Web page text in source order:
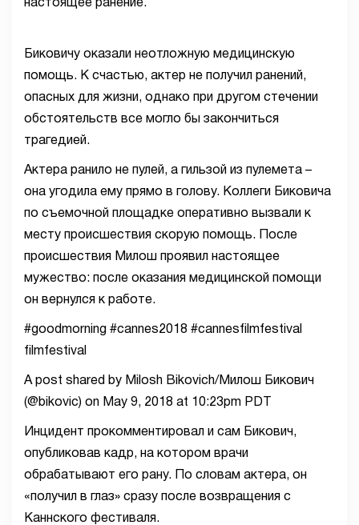
настоящее ранение.
Биковичу оказали неотложную медицинскую
помощь. К счастью, актер не получил ранений,
опасных для жизни, однако при другом стечении
обстоятельств все могло бы закончиться
трагедией.
Актера ранило не пулей, а гильзой из пулемета –
она угодила ему прямо в голову. Коллеги Биковича
по съемочной площадке оперативно вызвали к
месту происшествия скорую помощь. После
происшествия Милош проявил настоящее
мужество: после оказания медицинской помощи
он вернулся к работе.
#goodmorning #cannes2018 #cannesfilmfestival
filmfestival
A post shared by Milosh Bikovich/Милош Бикович
(@bikovic) on May 9, 2018 at 10:23pm PDT
Инцидент прокомментировал и сам Бикович,
опубликовав кадр, на котором врачи
обрабатывают его рану. По словам актера, он
«получил в глаз» сразу после возвращения с
Каннского фестиваля.